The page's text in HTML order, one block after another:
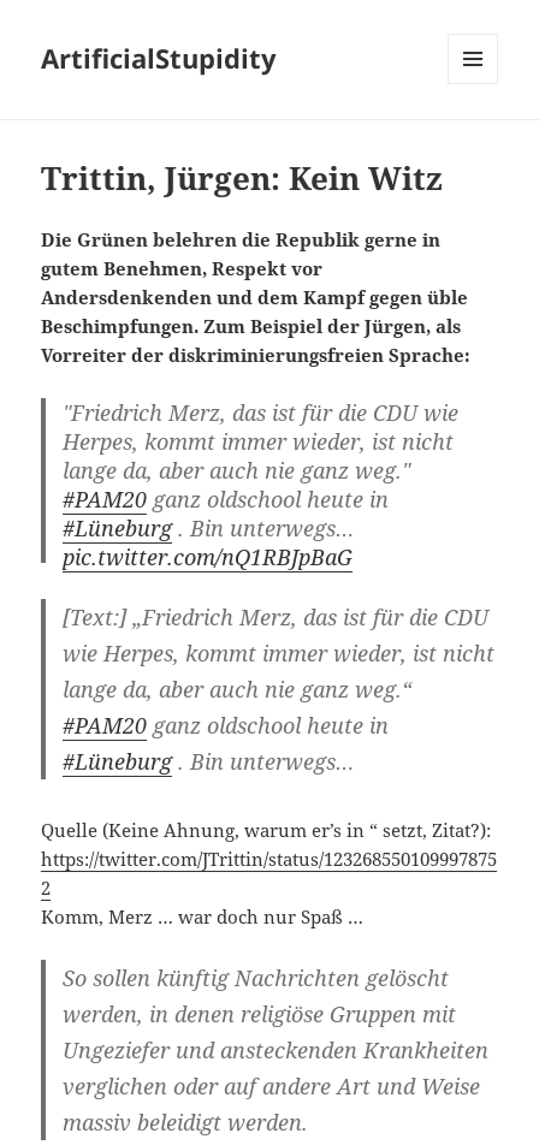
ArtificialStupidity
Trittin, Jürgen: Kein Witz
Die Grünen belehren die Republik gerne in
gutem Benehmen, Respekt vor
Andersdenkenden und dem Kampf gegen üble
Beschimpfungen. Zum Beispiel der Jürgen, als
Vorreiter der diskriminierungsfreien Sprache:
"Friedrich Merz, das ist für die CDU wie
Herpes, kommt immer wieder, ist nicht
lange da, aber auch nie ganz weg."
#PAM20 ganz oldschool heute in
#Lüneburg. Bin unterwegs…
pic.twitter.com/nQ1RBJpBaG
— Jürgen Trittin (@JTrittin)February 26,
2020
[Text:]„Friedrich Merz, das ist für die CDU
wie Herpes, kommt immer wieder, ist nicht
lange da, aber auch nie ganz weg.“
#PAM20 ganz oldschool heute in
#Lüneburg. Bin unterwegs…
Quelle (Keine Ahnung, warum er’s in “ setzt, Zitat?):
https://twitter.com/JTrittin/status/123268550109997875
2
Komm, Merz … war doch nur Spaß …
So sollen künftig Nachrichten gelöscht
werden, in denen religiöse Gruppen mit
Ungeziefer undansteckenden Krankheiten
verglichen oder auf andere Art und Weise
massiv beleidigt werden.